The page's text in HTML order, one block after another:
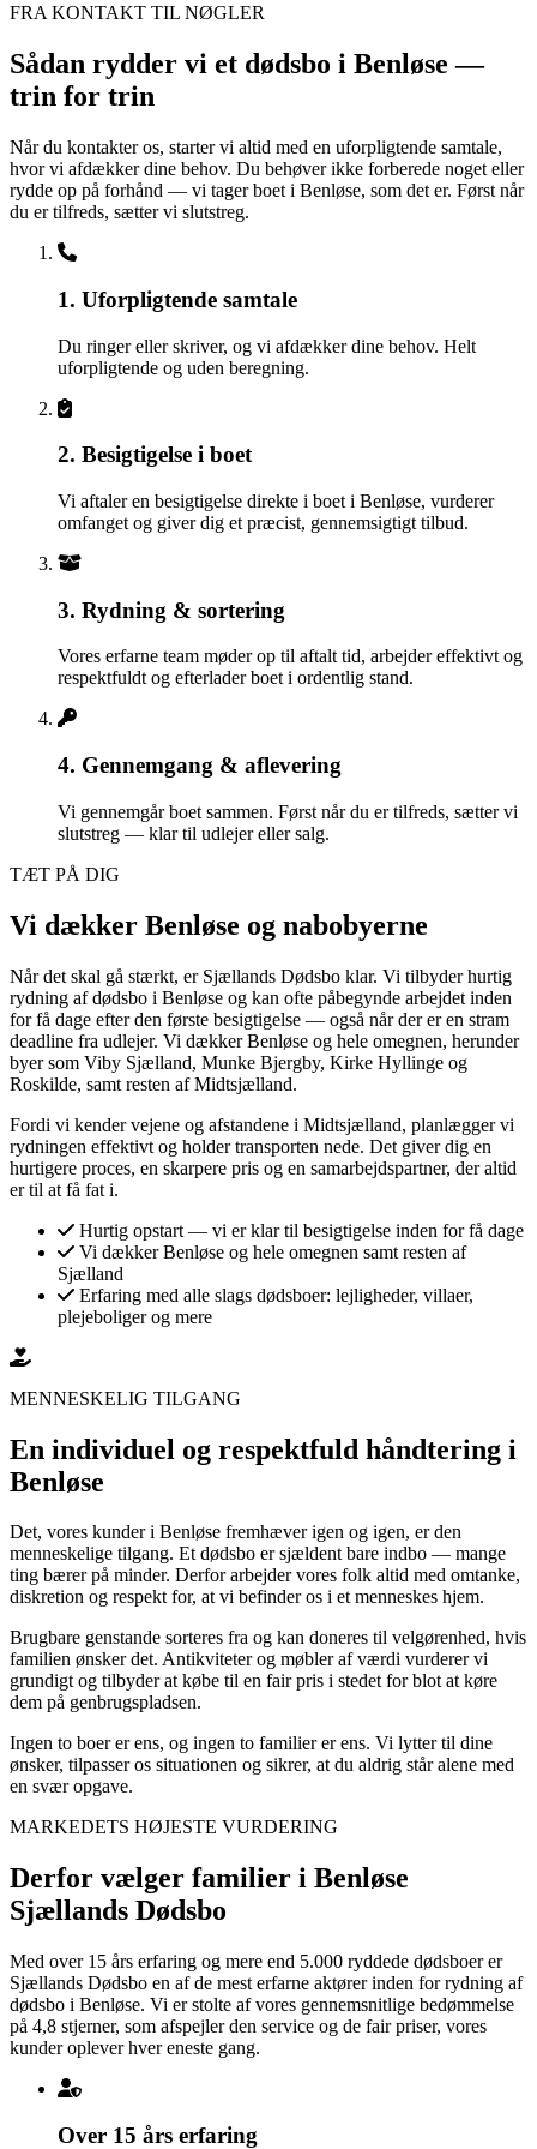
FRA KONTAKT TIL NØGLER
Sådan rydder vi et dødsbo i Benløse —
trin for trin
Når du kontakter os, starter vi altid med en uforpligtende samtale,
hvor vi afdækker dine behov. Du behøver ikke forberede noget eller
rydde op på forhånd — vi tager boet i Benløse, som det er. Først når
du er tilfreds, sætter vi slutstreg.
1. Uforpligtende samtale
Du ringer eller skriver, og vi afdækker dine behov. Helt
uforpligtende og uden beregning.
2. Besigtigelse i boet
Vi aftaler en besigtigelse direkte i boet i Benløse, vurderer
omfanget og giver dig et præcist, gennemsigtigt tilbud.
3. Rydning & sortering
Vores erfarne team møder op til aftalt tid, arbejder effektivt og
respektfuldt og efterlader boet i ordentlig stand.
4. Gennemgang & aflevering
Vi gennemgår boet sammen. Først når du er tilfreds, sætter vi
slutstreg — klar til udlejer eller salg.
TÆT PÅ DIG
Vi dækker Benløse og nabobyerne
Når det skal gå stærkt, er Sjællands Dødsbo klar. Vi tilbyder hurtig
rydning af dødsbo i Benløse og kan ofte påbegynde arbejdet inden
for få dage efter den første besigtigelse — også når der er en stram
deadline fra udlejer. Vi dækker Benløse og hele omegnen, herunder
byer som Viby Sjælland, Munke Bjergby, Kirke Hyllinge og
Roskilde, samt resten af Midtsjælland.
Fordi vi kender vejene og afstandene i Midtsjælland, planlægger vi
rydningen effektivt og holder transporten nede. Det giver dig en
hurtigere proces, en skarpere pris og en samarbejdspartner, der altid
er til at få fat i.
Hurtig opstart — vi er klar til besigtigelse inden for få dage
Vi dækker Benløse og hele omegnen samt resten af
Sjælland
Erfaring med alle slags dødsboer: lejligheder, villaer,
plejeboliger og mere
MENNESKELIG TILGANG
En individuel og respektfuld håndtering i
Benløse
Det, vores kunder i Benløse fremhæver igen og igen, er den
menneskelige tilgang. Et dødsbo er sjældent bare indbo — mange
ting bærer på minder. Derfor arbejder vores folk altid med omtanke,
diskretion og respekt for, at vi befinder os i et menneskes hjem.
Brugbare genstande sorteres fra og kan doneres til velgørenhed, hvis
familien ønsker det. Antikviteter og møbler af værdi vurderer vi
grundigt og tilbyder at købe til en fair pris i stedet for blot at køre
dem på genbrugspladsen.
Ingen to boer er ens, og ingen to familier er ens. Vi lytter til dine
ønsker, tilpasser os situationen og sikrer, at du aldrig står alene med
en svær opgave.
MARKEDETS HØJESTE VURDERING
Derfor vælger familier i Benløse
Sjællands Dødsbo
Med over 15 års erfaring og mere end 5.000 ryddede dødsboer er
Sjællands Dødsbo en af de mest erfarne aktører inden for rydning af
dødsbo i Benløse. Vi er stolte af vores gennemsnitlige bedømmelse
på 4,8 stjerner, som afspejler den service og de fair priser, vores
kunder oplever hver eneste gang.
Over 15 års erfaring